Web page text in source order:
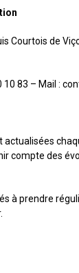
Courtois de
10 83 – Mail :
actualisées
compte des
à prendre